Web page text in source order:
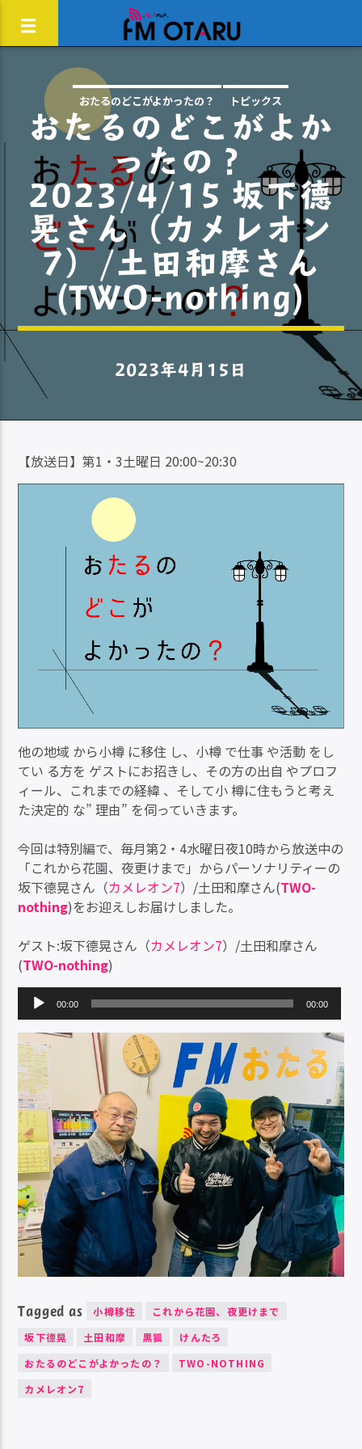
おたるのどこがよかったの？ トピックス
おたるのどこがよか
ったの？
2023/4/15 坂下德
晃さん（カメレオン
7）/土田和摩さん
(TWO-nothing)
2023年4月15日
【放送日】第1・3土曜日 20:00~20:30
他の地域 から小樽 に移住 し、小樽 で仕事 や活動 をし
てい る方を ゲストにお招きし、その方の出自 やプロフ
ィール、これまでの経緯 、そして小 樽に住もうと考え
た決定的 な” 理由” を伺っていきます。
今回は特別編で、毎月第2・4水曜日夜10時から放送中の
「これから花園、夜更けまで」からパーソナリティーの
坂下德晃さん（カメレオン7）/土田和摩さん(TWO-
nothing)をお迎えしお届けしました。
ゲスト:坂下德晃さん（カメレオン7）/土田和摩さん
(TWO-nothing)
声
プ
レ
ー
ヤ
ー
00:00 00:00
Tagged as 小樽移住
これから花園、夜更けまで
坂下德晃
土田和摩 黒狐
けんたろ
おたるのどこがよかったの？
TWO-NOTHING
カメレオン7